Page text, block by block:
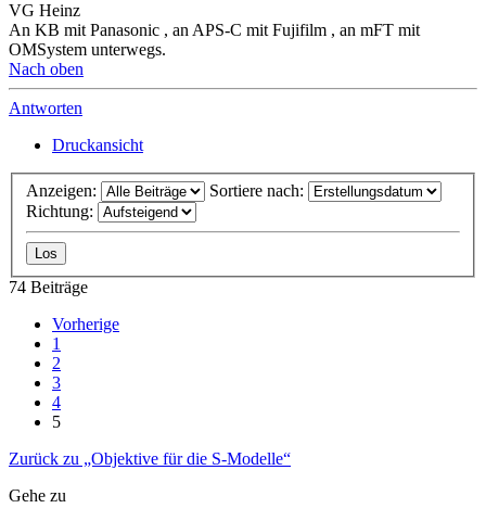
VG Heinz
An KB mit Panasonic , an APS-C mit Fujifilm , an mFT mit
OMSystem unterwegs.
Nach oben
Antworten
Druckansicht
Anzeigen:
Sortiere nach:
Richtung:
74 Beiträge
Vorherige
1
2
3
4
5
Zurück zu „Objektive für die S-Modelle“
Gehe zu